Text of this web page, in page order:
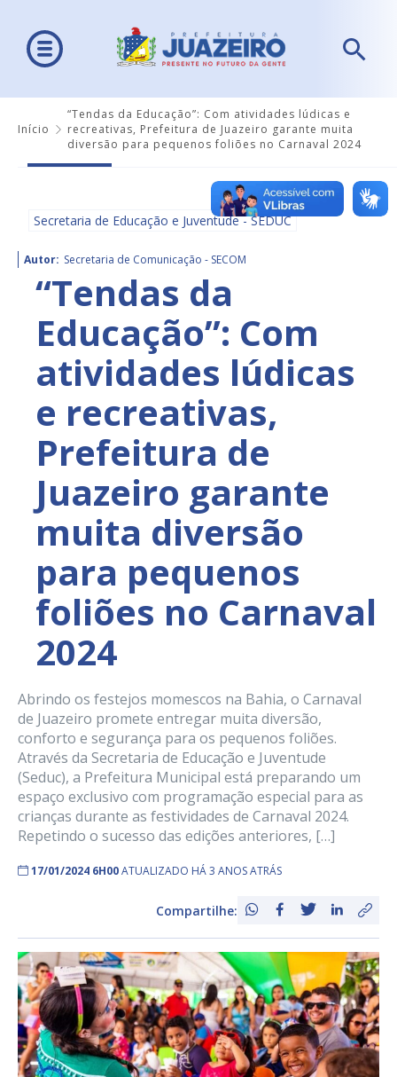
Início
“Tendas da Educação”: Com atividades lúdicas e
recreativas, Prefeitura de Juazeiro garante muita
diversão para pequenos foliões no Carnaval 2024
Secretaria de Educação e Juventude - SEDUC
Autor: Secretaria de Comunicação - SECOM
“Tendas da
Educação”: Com
atividades lúdicas
e recreativas,
Prefeitura de
Juazeiro garante
muita diversão
para pequenos
foliões no Carnaval
2024
Abrindo os festejos momescos na Bahia, o Carnaval
de Juazeiro promete entregar muita diversão,
conforto e segurança para os pequenos foliões.
Através da Secretaria de Educação e Juventude
(Seduc), a Prefeitura Municipal está preparando um
espaço exclusivo com programação especial para as
crianças durante as festividades de Carnaval 2024.
Repetindo o sucesso das edições anteriores, […]
17/01/2024 6H00ATUALIZADO HÁ 3 ANOS ATRÁS
Compartilhe: